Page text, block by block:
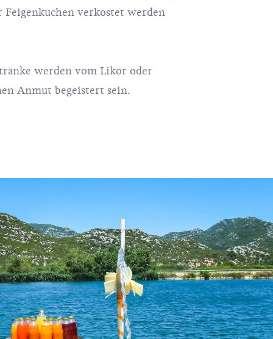
Feigenkuchen verkostet werden
werden vom Likör oder
Anmut begeistert sein.